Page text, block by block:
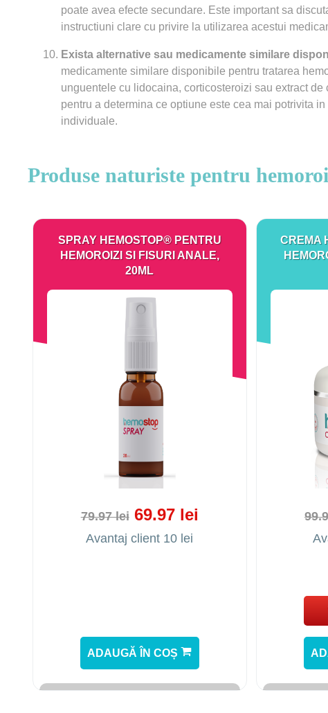
poate avea efecte secundare. Este important sa
instructiuni clare cu privire la utilizarea acestui
Exista alternative sau medicamente similare
medicamente similare disponibile pentru tratarea
unguentele cu lidocaina, corticosteroizi sau extract
pentru a determina ce optiune este cea mai potrivita
individuale.
Produse naturiste pentru
SPRAY HEMOSTOP® PENTRU
HEMOROIZI SI FISURI ANALE,
20ML
79.97 lei69.97 lei
Avantaj client 10 lei
ADAUGĂ ÎN COȘ
CREMA